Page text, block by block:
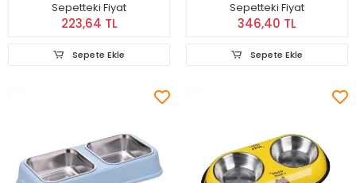
Sepetteki Fiyat
223,64 TL
Sepete Ekle
Sepetteki Fiyat
346,40 TL
Sepete Ekle